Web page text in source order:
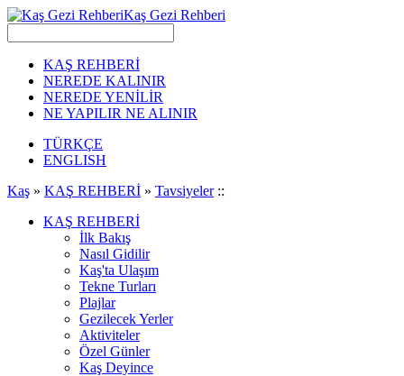
Kaş Gezi Rehberi
KAŞ REHBERİ
NEREDE KALINIR
NEREDE YENİLİR
NE YAPILIR NE ALINIR
TÜRKÇE
ENGLISH
Kaş » KAŞ REHBERİ » Tavsiyeler::
KAŞ REHBERİ
İlk Bakış
Nasıl Gidilir
Kaş'ta Ulaşım
Tekne Turları
Plajlar
Gezilecek Yerler
Aktiviteler
Özel Günler
Kaş Deyince